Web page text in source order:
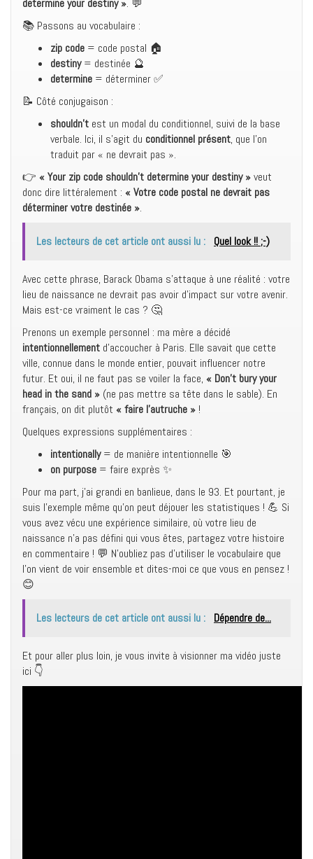
📚 Passons au vocabulaire :
zip code = code postal 🏠
destiny= destinée 🔮
determine = déterminer ✅
📝 Côté conjugaison :
shouldn’t est un modal du conditionnel, suivi de la base
verbale. Ici, il s’agit du conditionnel présent, que l’on
traduit par « ne devrait pas ».
👉 « Your zip code shouldn’t determine your destiny »veut
donc dire littéralement : « Votre code postal ne devrait pas
déterminer votre destinée ».
Les lecteurs de cet article ont aussi lu : Quel look !! ;-)
Avec cette phrase, Barack Obama s’attaque à une réalité : votre
lieu de naissance ne devrait pas avoir d’impact sur votre avenir.
Mais est-ce vraiment le cas ? 🤔
Prenons un exemple personnel : ma mère a décidé
intentionnellement d’accoucher à Paris. Elle savait que cette
ville, connue dans le monde entier, pouvait influencer notre
futur. Et oui, il ne faut pas se voiler la face, « Don’t bury your
head in the sand » (ne pas mettre sa tête dans le sable). En
français, on dit plutôt « faire l’autruche » !
Quelques expressions supplémentaires :
intentionally= de manière intentionnelle 🎯
on purpose = faire exprès ✨
Pour ma part, j’ai grandi en banlieue, dans le 93. Et pourtant, je
suis l’exemple même qu’on peut déjouer les statistiques ! 💪 Si
vous avez vécu une expérience similaire, où votre lieu de
naissance n’a pas défini qui vous êtes, partagez votre histoire
en commentaire ! 💬 N’oubliez pas d’utiliser le vocabulaire que
l’on vient de voir ensemble et dites-moi ce que vous en pensez !
😊
Les lecteurs de cet article ont aussi lu : Dépendre de...
Et pour aller plus loin, je vous invite à visionner ma vidéo juste
ici 👇